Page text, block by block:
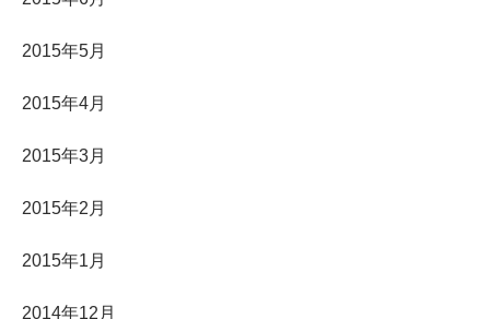
2015年5月
2015年4月
2015年3月
2015年2月
2015年1月
2014年12月